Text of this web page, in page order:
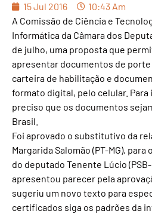
15 Jul 2016
10:43 Am
A Comissão de Ciência e
Informática da Câmara dos
de julho, uma proposta que
apresentar documentos de
carteira de habilitação e
formato digital, pelo celular. Para
preciso que os documentos
Brasil.
Foi aprovado o substitutivo da
Margarida Salomão (PT-MG),
do deputado Tenente Lúcio
apresentou parecer pela
sugeriu um novo texto para
certificados siga os padrões da